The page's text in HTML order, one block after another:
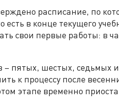
расписание, по
есть в конце текущего
свои первые работы: в
– пятых, шестых, седьмых
к процессу после
этапе временно